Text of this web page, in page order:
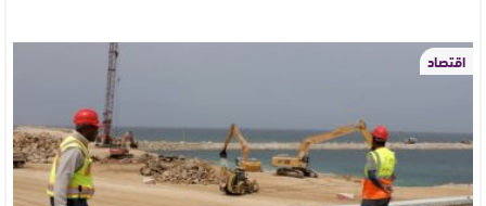
اقتصاد